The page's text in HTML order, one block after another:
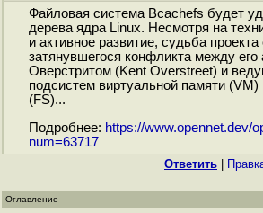
Файловая система Bcachefs будет
дерева ядра Linux. Несмотря на
и активное развитие, судьба
затянувшегося конфликта между его
Оверстритом (Kent Overstreet) и
подсистем виртуальной памяти
(FS)...
Подробнее: https://www.opennet.dev/
num=63717
Ответить
Оглавление